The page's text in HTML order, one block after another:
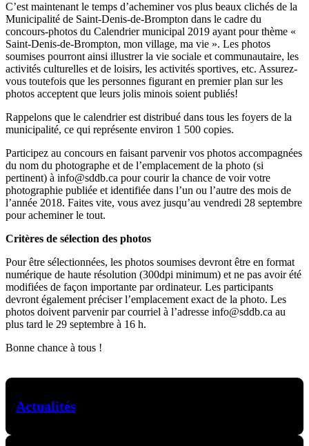
C’est maintenant le temps d’acheminer vos plus beaux clichés de la
Municipalité de Saint-Denis-de-Brompton dans le cadre du
concours-photos du Calendrier municipal 2019 ayant pour thème «
Saint-Denis-de-Brompton, mon village, ma vie ». Les photos
soumises pourront ainsi illustrer la vie sociale et communautaire, les
activités culturelles et de loisirs, les activités sportives, etc. Assurez-
vous toutefois que les personnes figurant en premier plan sur les
photos acceptent que leurs jolis minois soient publiés!
Rappelons que le calendrier est distribué dans tous les foyers de la
municipalité, ce qui représente environ 1 500 copies.
Participez au concours en faisant parvenir vos photos accompagnées
du nom du photographe et de l’emplacement de la photo (si
pertinent) à info@sddb.ca pour courir la chance de voir votre
photographie publiée et identifiée dans l’un ou l’autre des mois de
l’année 2018. Faites vite, vous avez jusqu’au vendredi 28 septembre
pour acheminer le tout.
Critères de sélection des photos
Pour être sélectionnées, les photos soumises devront être en format
numérique de haute résolution (300dpi minimum) et ne pas avoir été
modifiées de façon importante par ordinateur. Les participants
devront également préciser l’emplacement exact de la photo. Les
photos doivent parvenir par courriel à l’adresse info@sddb.ca au
plus tard le 29 septembre à 16 h.
Bonne chance à tous !
Actualités